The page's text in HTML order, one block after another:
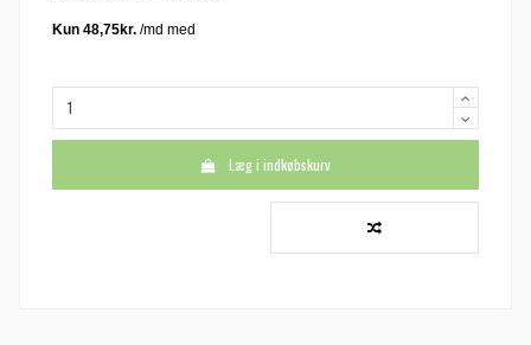
Læg i indkøbskurv